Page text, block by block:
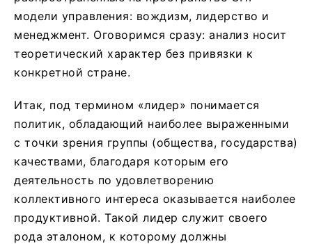
модели управления: вождизм, лидерство и
менеджмент. Оговоримся сразу: анализ носит
теоретический характер без привязки к
конкретной стране.
Итак, под термином «лидер» понимается
политик, обладающий наиболее выраженными
с точки зрения группы (общества, государства)
качествами, благодаря которым его
деятельность по удовлетворению
коллективного интереса оказывается наиболее
продуктивной. Такой лидер служит своего
рода эталоном, к которому должны